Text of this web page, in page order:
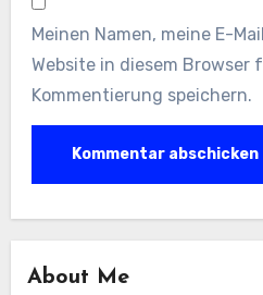
Meinen Namen, meine E-
Website in diesem Browser
Kommentierung speichern.
About Me